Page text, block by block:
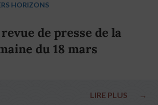
HORIZONS
de presse de la
du 18 mars
LIRE PLUS →